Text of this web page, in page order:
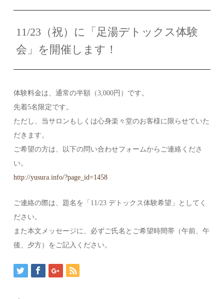
11/23（祝）に「足湯デトックス体験
会」を開催します！
体験料金は、通常の半額（3,000円）です。
先着5名限定です。
ただし、当サロンもしくは心身楽々堂のお客様に限らせていた
だきます。
ご希望の方は、以下の問い合わせフォームからご連絡くださ
い。
http://yusura.info/?page_id=1458
ご連絡の際は、題名を「11/23 デトックス体験希望」としてく
ださい。
また本文メッセージに、必ずご氏名とご希望時間帯（午前、午
後、夕方）をご記入ください。